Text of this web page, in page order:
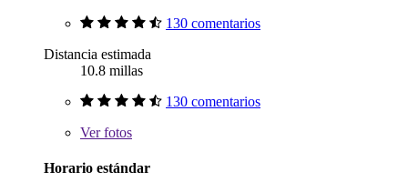
130 comentarios
Distancia estimada
10.8 millas
130 comentarios
Verfotos
Horario estándar